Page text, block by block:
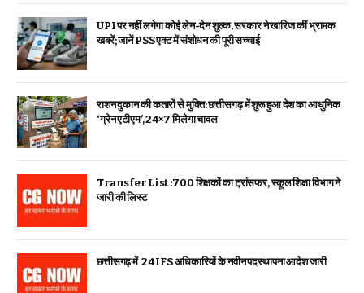
UPI पर नहीं लगेगा कोई लेन-देन शुल्क, सरकार ने खारिज कीं भ्रामक
खबरें; जानें PSS एक्ट में संशोधन की पूरी सच्चाई
राशन दुकान की कतारों से मुक्ति: छत्तीसगढ़ में शुरू हुआ देश का आधुनिक
‘ग्रेन एटीएम’, 24×7 मिलेगा चावल
Transfer List :700 शिक्षकों का ट्रांसफर, स्कूल शिक्षा विभाग ने
जारी की लिस्ट
छत्तीसगढ़ में 24 IFS अधिकारियों के नवीन पदस्थापना आदेश जारी